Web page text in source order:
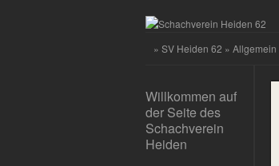
» SV Heiden 62 » Allgemein
Willkommen auf
der Seite des
Schachverein
Heiden